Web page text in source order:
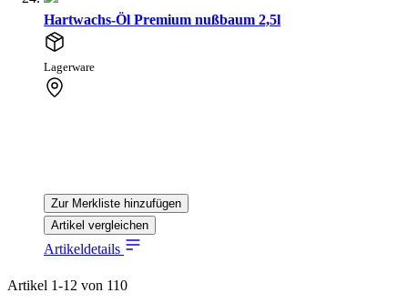
Hartwachs-Öl Premium nußbaum 2,5l
Lagerware
Zur Merkliste hinzufügen
Artikel vergleichen
Artikeldetails
Artikel 1-12 von 110